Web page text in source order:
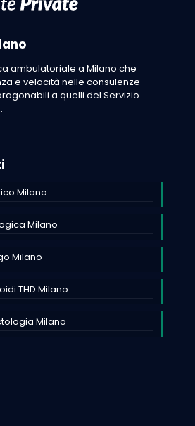
ambulatoriale a Milano che
e velocità nelle consulenze
a quelli del Servizio
Milano
Milano
Milano
THD Milano
Milano